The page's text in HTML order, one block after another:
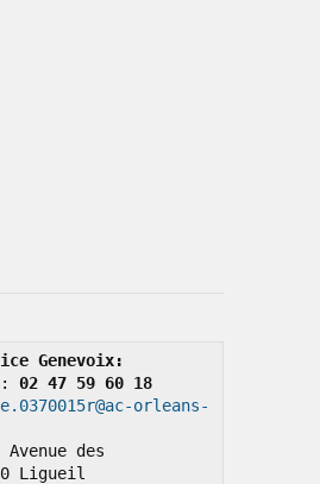
Genevoix:
: 02 47 59 60 18
orleans-
des
Ligueil